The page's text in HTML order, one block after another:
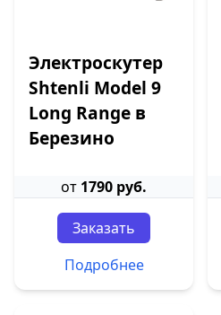
Электроскутер
Shtenli Model 9
Long Range в
Березино
от 1790 руб.
Заказать
Подробнее